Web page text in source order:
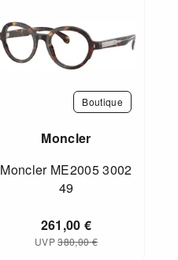
Boutique
Moncler
Moncler ME2005 3002
49
261,00€
UVP380,00€